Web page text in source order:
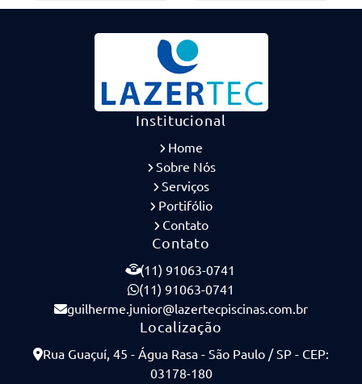
Institucional
Home
Sobre Nós
Serviços
Portifólio
Contato
Contato
(11) 91063-0741
(11) 91063-0741
guilherme.junior@lazertecpiscinas.com.br
Localização
Rua Guaçuí, 45 - Água Rasa - São Paulo / SP - CEP:
03178-180